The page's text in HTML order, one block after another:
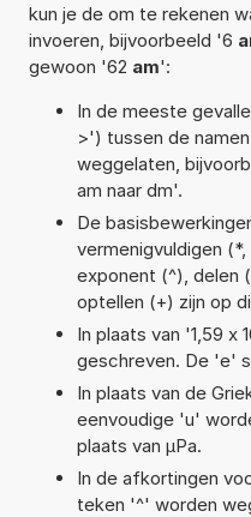
kun je de om te rekenen
invoeren, bijvoorbeeld '6
gewoon '62 am':
In de meeste
>') tussen de
weggelaten,
am naar dm'.
De
vermenigvuldigen
exponent (^), delen
optellen (+) zijn op
In plaats van '1,59 x
geschreven. De 'e'
In plaats van de
eenvoudige 'u'
plaats van µPa.
In de afkortingen
teken '^' worden